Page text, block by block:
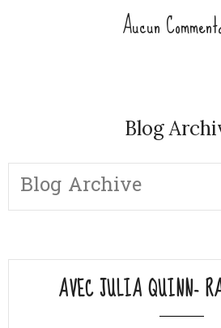
Aucun
Blog
AVEC JULIA QUINN-